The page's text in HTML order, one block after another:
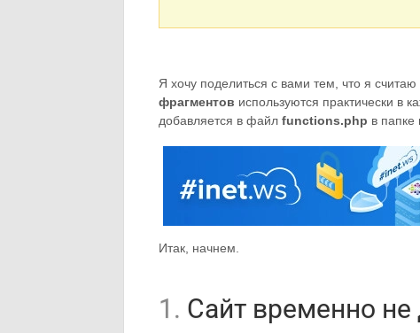
Я хочу поделиться с вами тем, что я
фрагментов используются практически в
добавляется в файл functions.php в
Итак, начнем.
1. Сайт временно не